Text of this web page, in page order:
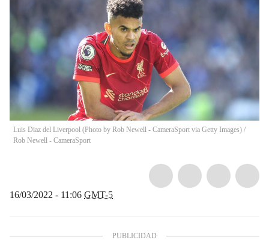
Luis Diaz del Liverpool (Photo by Rob Newell - CameraSport via Getty Images) /
Rob Newell - CameraSport
16/03/2022 - 11:06 GMT-5